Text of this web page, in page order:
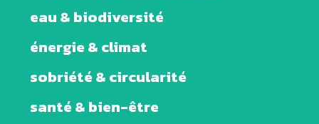
eau & biodiversité
énergie & climat
sobriété & circularité
santé & bien-être